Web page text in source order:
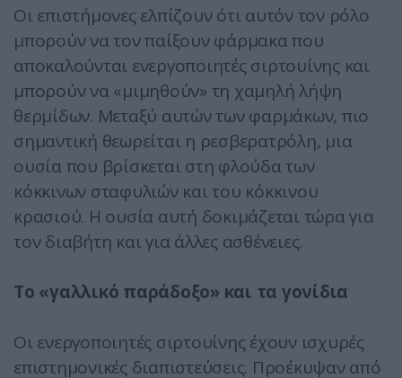
Οι επιστήμονες ελπίζουν ότι αυτόν τον ρόλο
μπορούν να τον παίξουν φάρμακα που
αποκαλούνται ενεργοποιητές σιρτουίνης και
μπορούν να «μιμηθούν» τη χαμηλή λήψη
θερμίδων. Μεταξύ αυτών των φαρμάκων, πιο
σημαντική θεωρείται η ρεσβερατρόλη, μια
ουσία που βρίσκεται στη φλούδα των
κόκκινων σταφυλιών και του κόκκινου
κρασιού. Η ουσία αυτή δοκιμάζεται τώρα για
τον διαβήτη και για άλλες ασθένειες.
Το «γαλλικό παράδοξο» και τα γονίδια
Οι ενεργοποιητές σιρτουίνης έχουν ισχυρές
επιστημονικές διαπιστεύσεις. Προέκυψαν από